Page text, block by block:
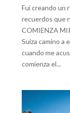
Fui creando un
recuerdos que
COMIENZA
Suiza camino a
cuando me
comienza el...